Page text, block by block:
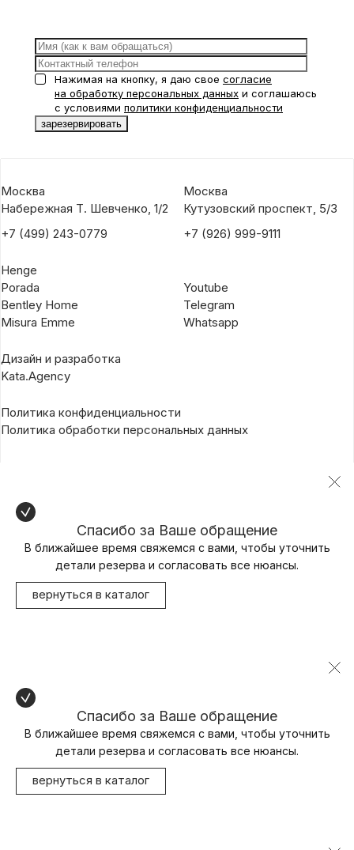
Нажимая на кнопку, я даю свое согласие
на обработку персональных данных и соглашаюсь
с условиями политики конфиденциальности
Москва
Набережная Т. Шевченко, 1/2
+7 (499) 243-0779
Москва
Кутузовский проспект, 5/3
+7 (926) 999-9111
Henge
Porada
Bentley Home
Misura Emme
Youtube
Telegram
Whatsapp
Дизайн и разработка
Kata.Agency
Политика конфиденциальности
Политика обработки персональных данных
Спасибо за Ваше обращение
В ближайшее время свяжемся с вами, чтобы уточнить
детали резерва и согласовать все нюансы.
вернуться в каталог
Спасибо за Ваше обращение
В ближайшее время свяжемся с вами, чтобы уточнить
детали резерва и согласовать все нюансы.
вернуться в каталог